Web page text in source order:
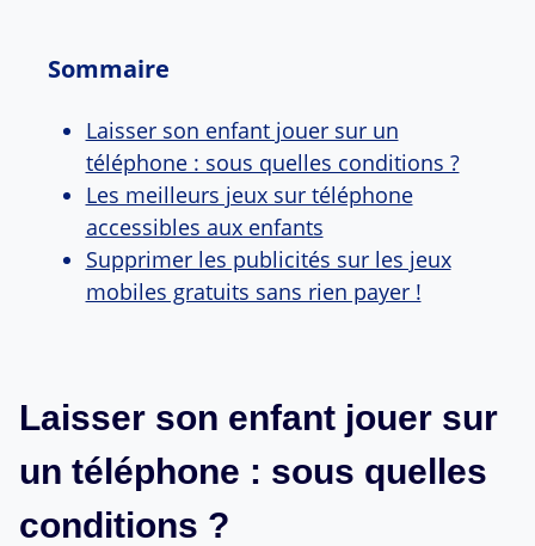
Sommaire
Laisser son enfant jouer sur un
téléphone : sous quelles conditions ?
Les meilleurs jeux sur téléphone
accessibles aux enfants
Supprimer les publicités sur les jeux
mobiles gratuits sans rien payer !
Laisser son enfant jouer sur
un téléphone : sous quelles
conditions ?